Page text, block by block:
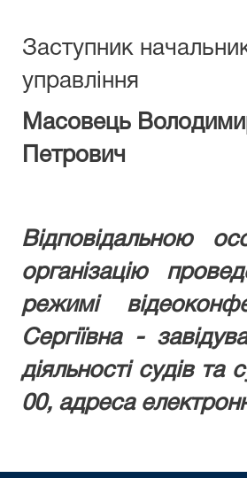
Заступник
управління
Масовець
Петрович
Відповідальною
організацію
режимі
Сергіївна -
діяльності судів
00, адреса